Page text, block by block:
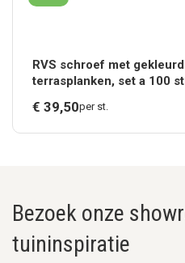
RVS schroef met
terrasplanken, set a 100
€ 39,50per st.
Bezoek onze
tuininspiratie